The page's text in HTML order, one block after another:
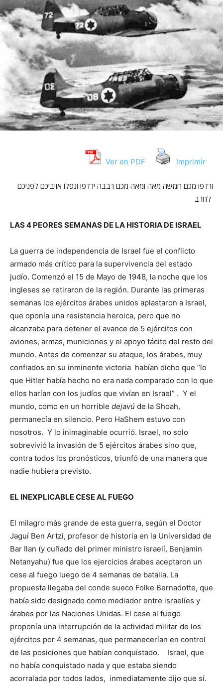
Ver en PDF Imprimir
ורדפו מכם חמשה מאה ומאה מכם רבבה ירדפו ונפלו אויביכם לפניכם
LAS 4 PEORES SEMANAS DE LA HISTORIA DE ISRAEL
La guerra de independencia de Israel fue el conflicto
armado más crítico para la supervivencia del estado
judío. Comenzó el 15 de Mayo de 1948, la noche que los
ingleses se retiraron de la región. Durante las primeras
semanas los ejércitos árabes unidos aplastaron a Israel,
que oponía una resistencia heroica, pero que no
alcanzaba para detener el avance de 5 ejércitos con
aviones, armas, municiones y el apoyo tácito del resto del
mundo. Antes de comenzar su ataque, los árabes, muy
confiados en su inminente victoria habían dicho que “lo
que Hitler había hecho no era nada comparado con lo que
ellos harían con los judíos que vivían en Israel” . Y el
mundo, como en un horrible dejavú de la Shoah,
permanecía en silencio. Pero HaShem estuvo con
nosotros. Y lo inimaginable ocurrió. Israel, no solo
sobrevivió la invasión de 5 ejércitos árabes sino que,
contra todos los pronósticos, triunfó de una manera que
nadie hubiera previsto.
EL INEXPLICABLE CESE AL FUEGO
El milagro más grande de esta guerra, según el Doctor
Jaguí Ben Artzi, profesor de historia en la Universidad de
Bar Ilan (y cuñado del primer ministro israelí, Benjamin
Netanyahu) fue que los ejercicios árabes aceptaron un
cese al fuego luego de 4 semanas de batalla. La
propuesta llegaba del conde sueco Folke Bernadotte, que
había sido designado como mediador entre israelíes y
árabes por las Naciones Unidas. El cese al fuego
proponía una interrupción de la actividad militar de los
ejércitos por 4 semanas, que permanecerían en control
de las posiciones que habían conquistado. Israel, que
no había conquistado nada y que estaba siendo
acorralada por todos lados, inmediatamente dijo que sí.